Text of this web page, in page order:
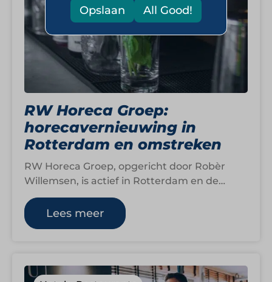
RW Horeca Groep:
horecavernieuwing in
Rotterdam en omstreken
RW Horeca Groep, opgericht door Robèr
Willemsen, is actief in Rotterdam en de
omliggende regio. Na een carrière van
bijna…Lees meer
Opslaan All Good!